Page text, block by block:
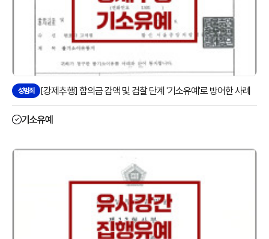
성범죄 [강제추행] 합의금 감액 및 검찰 단계 '기소유예'로 방어한 사례
기소유예